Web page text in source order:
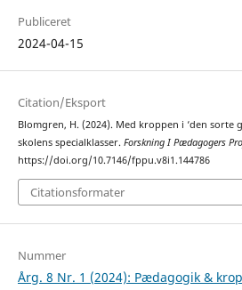
Publiceret
2024-04-15
Citation/Eksport
Blomgren, H. (2024). Med kroppen i ‘den sorte
skolens specialklasser. Forskning I Pædagogers
https://doi.org/10.7146/fppu.v8i1.144786
Citationsformater
Nummer
Årg. 8 Nr. 1 (2024): Pædagogik & krop